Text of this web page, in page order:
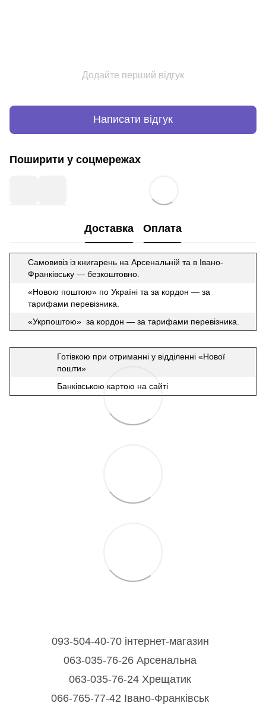
Додайте перший відгук
Написати відгук
Поширити у соцмережах
Доставка Оплата
Самовивіз із книгарень на Арсенальній та в Івано-
Франківську — безкоштовно.
«Новою поштою» по Україні та за кордон — за
тарифами перевізника.
«Укрпоштою» за кордон — за тарифами перевізника.
Готівкою при отриманні у відділенні «Нової
пошти»
Банківською картою на сайті
093-504-40-70 інтернет-магазин
063-035-76-26 Арсенальна
063-035-76-24 Хрещатик
066-765-77-42 Івано-Франківськ